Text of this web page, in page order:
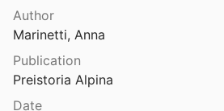
Digital Models Methods Tools
Etruscan
Faliscan
1885
2017
Author
Marinetti, Anna
Publication
Preistoria Alpina
Date